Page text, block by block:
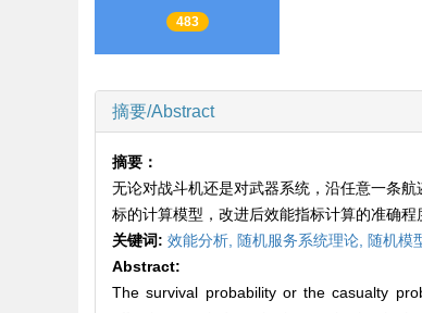
483
摘要/Abstract
摘要：
无论对战斗机还是对武器系统，沿任意一条
标的计算模型，改进后效能指标计算的准确程
关键词: 效能分析, 随机服务系统理论, 随机模
Abstract:
The survival probability or the casualty